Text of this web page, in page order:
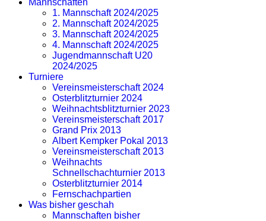
Mannschaften
1. Mannschaft 2024/2025
2. Mannschaft 2024/2025
3. Mannschaft 2024/2025
4. Mannschaft 2024/2025
Jugendmannschaft U20
2024/2025
Turniere
Vereinsmeisterschaft 2024
Osterblitzturnier 2024
Weihnachtsblitzturnier 2023
Vereinsmeisterschaft 2017
Grand Prix 2013
Albert Kempker Pokal 2013
Vereinsmeisterschaft 2013
Weihnachts
Schnellschachturnier 2013
Osterblitzturnier 2014
Fernschachpartien
Was bisher geschah
Mannschaften bisher